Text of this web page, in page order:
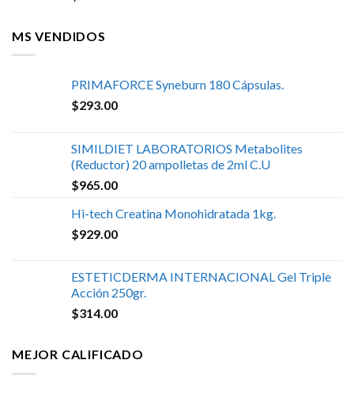
MS VENDIDOS
PRIMAFORCE Syneburn 180 Cápsulas.
$293.00
SIMILDIET LABORATORIOS Metabolites
(Reductor) 20 ampolletas de 2ml C.U
$965.00
Hi-tech Creatina Monohidratada 1kg.
$929.00
ESTETICDERMA INTERNACIONAL Gel Triple
Acción 250gr.
$314.00
MEJOR CALIFICADO